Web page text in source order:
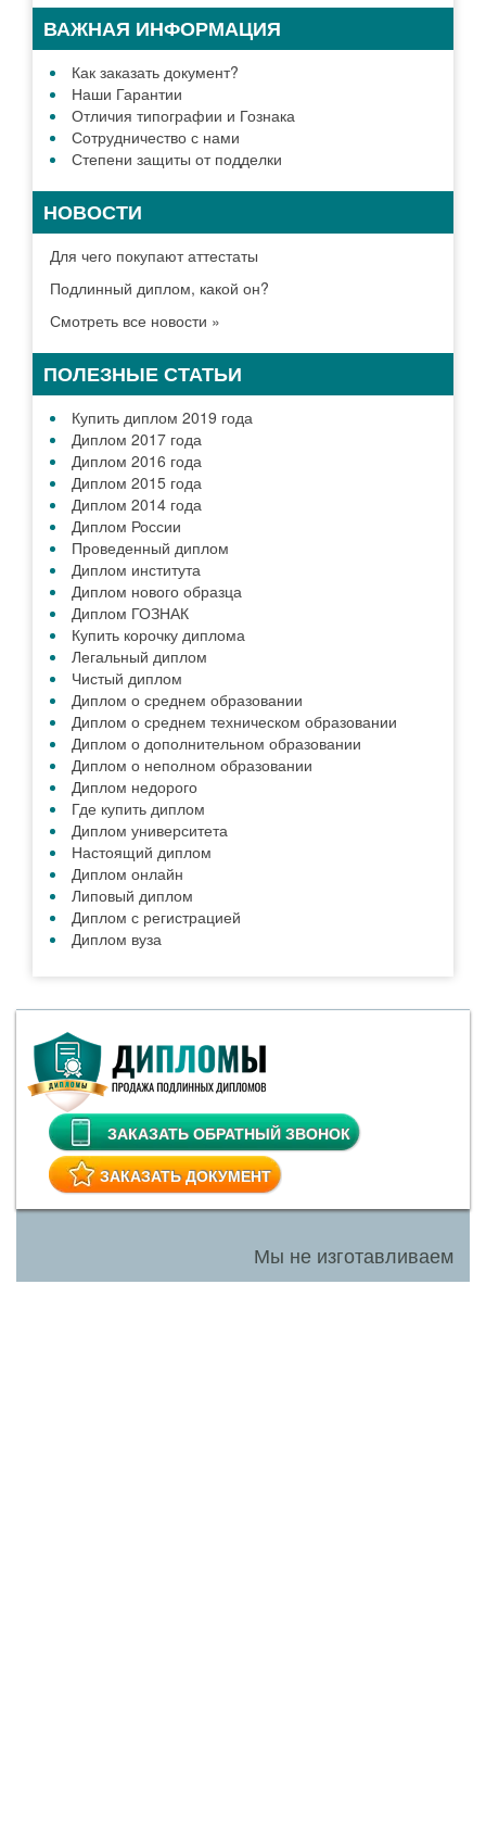
ВАЖНАЯ ИНФОРМАЦИЯ
Как заказать документ?
Наши Гарантии
Отличия типографии и Гознака
Сотрудничество с нами
Степени защиты от подделки
НОВОСТИ
Для чего покупают аттестаты
Подлинный диплом, какой он?
Смотреть все новости »
ПОЛЕЗНЫЕ СТАТЬИ
Купить диплом 2019 года
Диплом 2017 года
Диплом 2016 года
Диплом 2015 года
Диплом 2014 года
Диплом России
Проведенный диплом
Диплом института
Диплом нового образца
Диплом ГОЗНАК
Купить корочку диплома
Легальный диплом
Чистый диплом
Диплом о среднем образовании
Диплом о среднем техническом образовании
Диплом о дополнительном образовании
Диплом о неполном образовании
Диплом недорого
Где купить диплом
Диплом университета
Настоящий диплом
Диплом онлайн
Липовый диплом
Диплом с регистрацией
Диплом вуза
ЗАКАЗАТЬ ОБРАТНЫЙ ЗВОНОК
ЗАКАЗАТЬ ДОКУМЕНТ
Мы не изготавливаем